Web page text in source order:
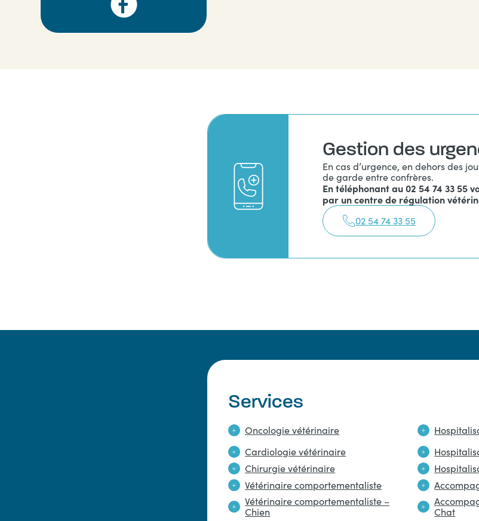
Gestion des
En cas d’urgence, en dehors des
de garde entre confrères.
En téléphonant au 02 54 74 33
par un centre de régulation
02 54 74 33 55
Services
Oncologie vétérinaire
Cardiologie vétérinaire
Chirurgie vétérinaire
Vétérinaire comportementaliste
Vétérinaire comportementaliste –
Chien
Chat